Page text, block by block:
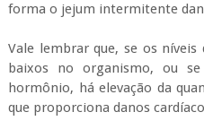
forma o jejum intermitente
Vale lembrar que, se os
baixos no organismo, ou
hormônio, há elevação da
que proporciona danos